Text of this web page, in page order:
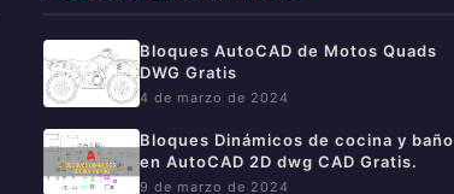
Bloques AutoCAD de Motos Quads
DWG Gratis
4 de marzo de 2024
Bloques Dinámicos de cocina y baño
en AutoCAD 2D dwg CAD Gratis.
9 de marzo de 2024